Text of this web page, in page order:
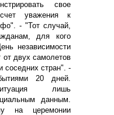
свое
уважения к
- "Тот случай,
для кого
независимости
от двух самолетов
соседних стран". -
20 дней.
лишь
данным.
на церемонии